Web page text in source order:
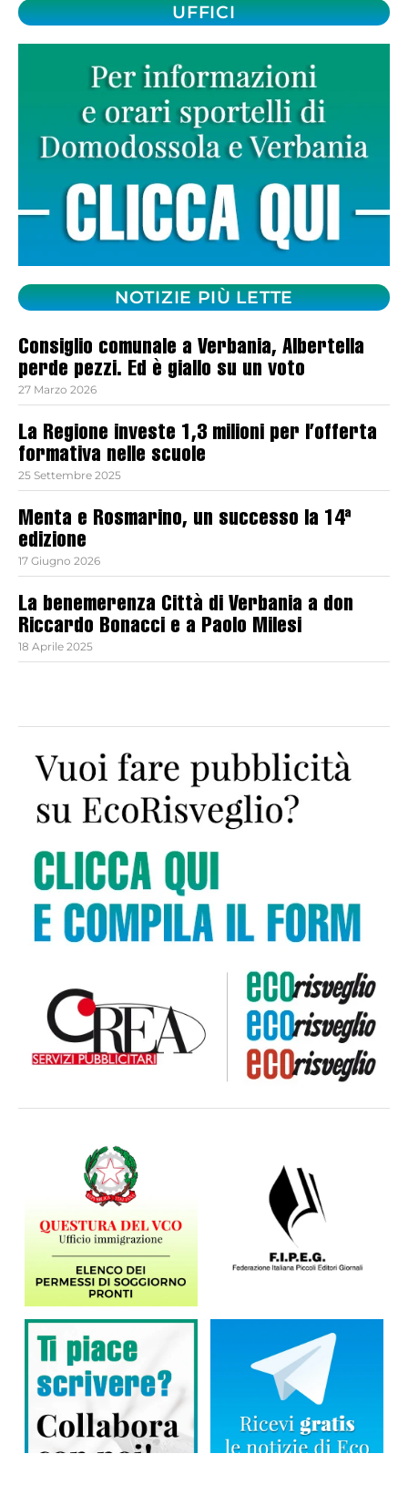
UFFICI
NOTIZIE PIÙ LETTE
Consiglio comunale a Verbania, Albertella
perde pezzi. Ed è giallo su un voto
27 Marzo 2026
La Regione investe 1,3 milioni per l’offerta
formativa nelle scuole
25 Settembre 2025
Menta e Rosmarino, un successo la 14ª
edizione
17 Giugno 2026
La benemerenza Città di Verbania a don
Riccardo Bonacci e a Paolo Milesi
18 Aprile 2025